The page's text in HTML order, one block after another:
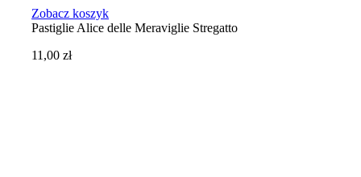
Zobacz koszyk
Pastiglie Alice delle Meraviglie Stregatto
11,00zł